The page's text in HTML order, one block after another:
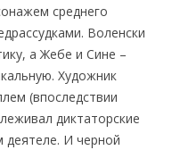
среднего
Воленски
а Жебе и Сине –
Художник
(впоследствии
диктаторские
деятеле. И черной